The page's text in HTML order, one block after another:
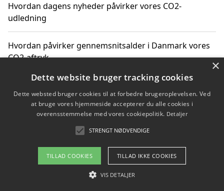
Hvordan dagens nyheder påvirker vores CO2-
udledning
Hvordan påvirker gennemsnitsalder i Danmark vores
CO2-aftryk
Hvordan nyheder om CO2-udledning påvirker vores
hverdag
Om / kontakt
Blog Betingelser
×
Dette website bruger tracking cookies
Dette websted bruger cookies til at forbedre brugeroplevelsen. Ved
at bruge vores hjemmeside accepterer du alle cookies i
overensstemmelse med vores cookiepolitik. Detaljer
STRENGT NØDVENDIGE
TILLAD COOKIES TILLAD IKKE COOKIES
VIS DETALJER